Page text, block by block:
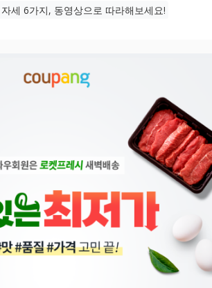
세 6가지, 동영상으로 따라해보세요!